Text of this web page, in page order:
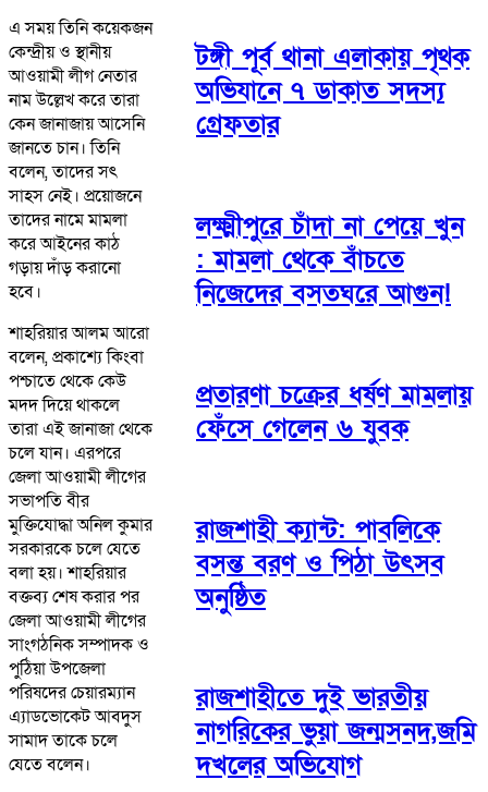
এ সময় তিনি কয়েকজন
কেন্দ্রীয় ও স্থানীয়
আওয়ামী লীগ নেতার
নাম উল্লেখ করে তারা
কেন জানাজায় আসেনি
জানতে চান। তিনি
বলেন, তাদের সৎ
সাহস নেই। প্রয়োজনে
তাদের নামে মামলা
করে আইনের কাঠ
গড়ায় দাঁড় করানো
হবে।
শাহরিয়ার আলম আরো
বলেন, প্রকাশ্যে কিংবা
পশ্চাতে থেকে কেউ
মদদ দিয়ে থাকলে
তারা এই জানাজা থেকে
চলে যান। এরপরে
জেলা আওয়ামী লীগের
সভাপতি বীর
মুক্তিযোদ্ধা অনিল কুমার
সরকারকে চলে যেতে
বলা হয়। শাহরিয়ার
বক্তব্য শেষ করার পর
জেলা আওয়ামী লীগের
সাংগঠনিক সম্পাদক ও
পুঠিয়া উপজেলা
পরিষদের চেয়ারম্যান
এ্যাডভোকেট আবদুস
সামাদ তাকে চলে
যেতে বলেন।
টঙ্গী পূর্ব থানা এলাকায় পৃথক
অভিযানে ৭ ডাকাত সদস্য
গ্রেফতার
লক্ষ্মীপুরে চাঁদা না পেয়ে খুন
: মামলা থেকে বাঁচতে
নিজেদের বসতঘরে আগুন!
প্রতারণা চক্রের ধর্ষণ মামলায়
ফেঁসে গেলেন ৬ যুবক
রাজশাহী ক্যান্ট: পাবলিকে
বসন্ত বরণ ও পিঠা উৎসব
অনুষ্ঠিত
রাজশাহীতে দুই ভারতীয়
নাগরিকের ভুয়া জন্মসনদ,জমি
দখলের অভিযোগ